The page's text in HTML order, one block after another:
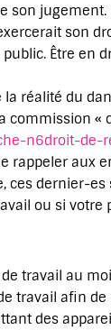
son
son
Être en
la réalité du
commission «
n6droit-
rappeler
ces dernier-
ou si
travail au
travail afin
des